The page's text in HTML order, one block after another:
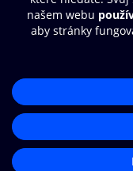
© O2 Czech Republic a.s.
Přístupnost
Zásady zpracování
Nastavení cookies